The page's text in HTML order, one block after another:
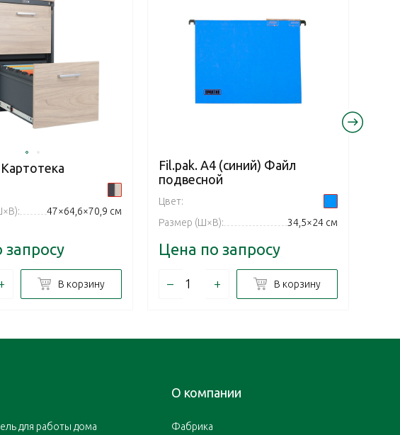
47×64,6×70,9 см
В корзину
Fil.pak. А4 (синий) Файл
подвесной
Цвет:
Размер (Ш×В):
34,5×24 см
Цена по запросу
– + В корзину
для работы дома
О компании
Фабрика